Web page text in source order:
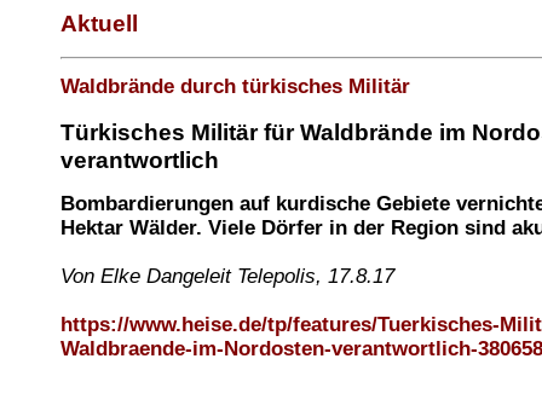
Aktuell
Waldbrände durch türkisches Militär
Türkisches Militär für Waldbrände im
verantwortlich
Bombardierungen auf kurdische Gebiete
Hektar Wälder. Viele Dörfer in der Region sind
Von Elke Dangeleit Telepolis, 17.8.17
https://www.heise.de/tp/features/Tuerkisches-
Waldbraende-im-Nordosten-verantwortlich-